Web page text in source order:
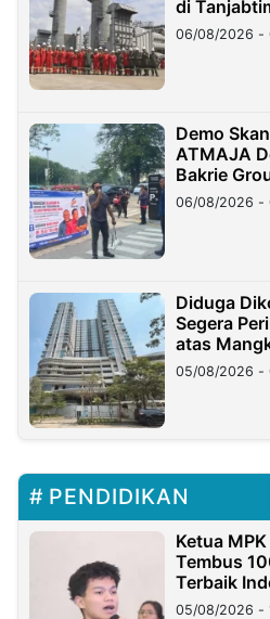
di
06/08/2026 -
Demo
ATMAJA
Bakrie
06/08/2026 -
Diduga
Segera
atas
05/08/2026 -
PENDIDIKAN
Ketua
Tembus
Terbaik
05/08/2026 -